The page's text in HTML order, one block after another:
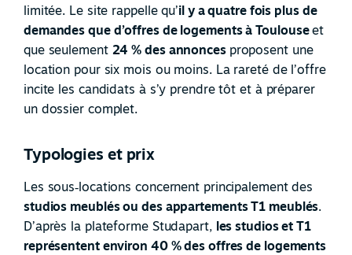
limitée. Le site rappelle qu’il y a quatre fois plus de
demandes que d’offres de logements à Toulouseet
que seulement 24 % des annonces proposent une
location pour six mois ou moins. La rareté de l’offre
incite les candidats à s’y prendre tôt et à préparer
un dossier complet.
Typologies et prix
Les sous‑locations concernent principalement des
studios meublés ou des appartements T1 meublés.
D’après la plateforme Studapart, les studios et T1
représentent environ 40 % des offres de logements